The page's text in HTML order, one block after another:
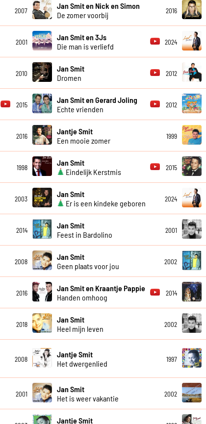
2007
Jan Smit en Nick en Simon
De zomer voorbij
2016
2001
Jan Smit en 3Js
Die man is verliefd
2024
2010
Jan Smit
Dromen
2012
2015
Jan Smit en Gerard Joling
Echte vrienden
2012
2016
Jantje Smit
Een mooie zomer
1999
1998
Jan Smit
Eindelijk Kerstmis
2015
2003
Jan Smit
Er is een kindeke geboren
2024
2014
Jan Smit
Feest in Bardolino
2001
2008
Jan Smit
Geen plaats voor jou
2002
2016
Jan Smit en Kraantje Pappie
Handen omhoog
2014
2018
Jan Smit
Heel mijn leven
2002
2008
Jantje Smit
Het dwergenlied
1997
2001
Jan Smit
Het is weer vakantie
2002
Jantje Smit